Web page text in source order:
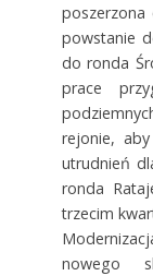
powstanie
do ronda
prace
rejonie,
utrudnień
ronda
trzecim
nowego